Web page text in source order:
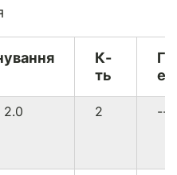
К-
ть
2.0 2 --